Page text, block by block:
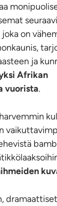
joka on
ja
Afrikan
vuorista.